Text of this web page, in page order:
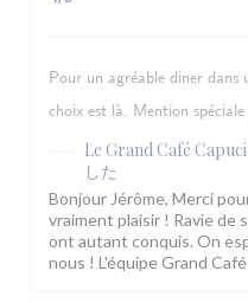
Pour un agréable diner dans
choix est là. Mention spéciale
Le Grand Café
した
Bonjour Jérôme, Merci
vraiment plaisir ! Ravie de
ont autant conquis. On
nous ! L'équipe Grand